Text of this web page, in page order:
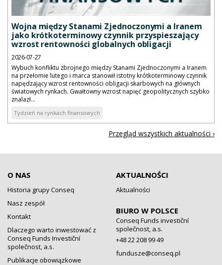
Wojna między Stanami Zjednoczonymi a Iranem
jako krótkoterminowy czynnik przyspieszający
wzrost rentowności globalnych obligacji
2026-07-27
Wybuch konfliktu zbrojnego między Stanami Zjednoczonymi a Iranem
na przełomie lutego i marca stanowił istotny krótkoterminowy czynnik
napędzający wzrost rentowności obligacji skarbowych na głównych
światowych rynkach. Gwałtowny wzrost napięć geopolitycznych szybko
znalazł...
Tydzień na rynkach finansowych
Przegląd wszystkich aktualności ›
O NAS
Historia grupy Conseq
Nasz zespół
Kontakt
Dlaczego warto inwestować z
Conseq Funds Investiční
společnost, a.s.
Publikacje obowiązkowe
AKTUALNOŚCI
Aktualności
BIURO W POLSCE
Conseq Funds investiční
společnost, a.s.
+48 22 208 99 49
fundusze@conseq.pl